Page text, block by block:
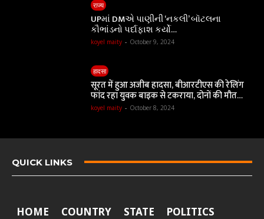
राज्य
UPમાં DMએ પાણીની ‘નકલી’ બૉટલના
કૌભાંડનો પર્દાફાશ કર્યો…
koyel maity - October 9, 2024
हादसा
सूरत में हुआ अजीब हादसा, बीआरटीएस की रेलिंग
फांद रहा युवक बाइक से टकराया, दोनों की मौत…
koyel maity - October 8, 2024
QUICK LINKS
HOME COUNTRY STATE POLITICS